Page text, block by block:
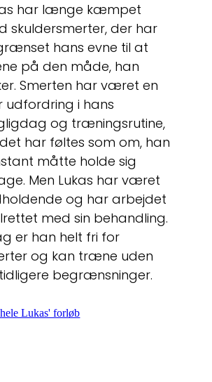
har længe kæmpet
skuldersmerter, der har
hans evne til at
på den måde, han
Smerten har været en
udfordring i hans
og træningsrutine,
har føltes som om, han
måtte holde sig
Men Lukas har været
og har arbejdet
med sin behandling.
er han helt fri for
og kan træne uden
begrænsninger.
Lukas' forløb